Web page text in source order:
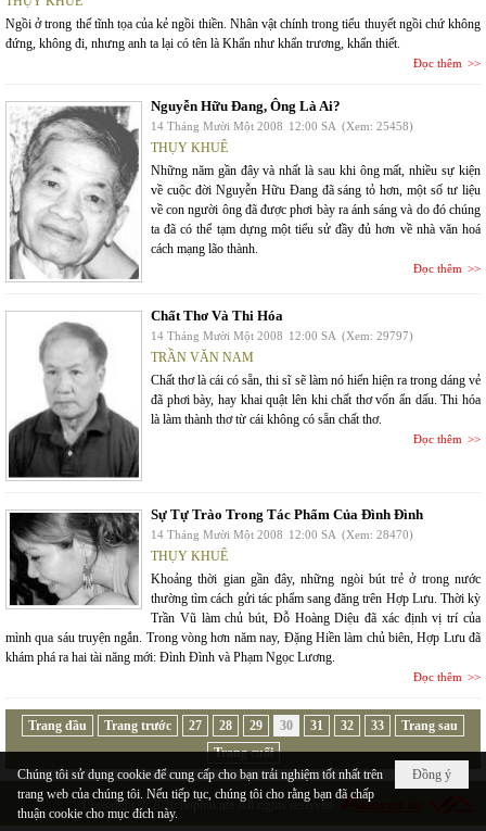
Ngồi ở trong thế tĩnh tọa của kẻ ngồi thiền. Nhân vật chính trong tiểu thuyết ngồi chứ không
đứng, không đi, nhưng anh ta lại có tên là Khẩn như khẩn trương, khẩn thiết.
Đọc thêm
Nguyễn Hữu Đang, Ông Là Ai?
14 Tháng Mười Một 2008 12:00 SA (Xem: 25458)
THỤY KHUÊ
Những năm gần đây và nhất là sau khi ông mất, nhiều sự kiện
về cuộc đời Nguyễn Hữu Đang đã sáng tỏ hơn, một số tư liệu
về con người ông đã được phơi bày ra ánh sáng và do đó chúng
ta đã có thể tạm dựng một tiểu sử đầy đủ hơn về nhà văn hoá
cách mạng lão thành.
Đọc thêm
Chất Thơ Và Thi Hóa
14 Tháng Mười Một 2008 12:00 SA (Xem: 29797)
TRẦN VĂN NAM
Chất thơ là cái có sẵn, thi sĩ sẽ làm nó hiển hiện ra trong dáng vẻ
đã phơi bày, hay khai quật lên khi chất thơ vốn ẩn dấu. Thi hóa
là làm thành thơ từ cái không có sẵn chất thơ.
Đọc thêm
Sự Tự Trào Trong Tác Phẩm Của Đình Đình
14 Tháng Mười Một 2008 12:00 SA (Xem: 28470)
THỤY KHUÊ
Khoảng thời gian gần đây, những ngòi bút trẻ ở trong nước
thường tìm cách gửi tác phẩm sang đăng trên Hợp Lưu. Thời kỳ
Trần Vũ làm chủ bút, Đỗ Hoàng Diệu đã xác định vị trí của
mình qua sáu truyện ngắn. Trong vòng hơn năm nay, Đặng Hiền làm chủ biên, Hợp Lưu đã
khám phá ra hai tài năng mới: Đình Đình và Phạm Ngọc Lương.
Đọc thêm
Trang đầu Trang trước 27 28 29 30 31 32 33
Trang sau
Trang cuối
Copyright © 2026 hopluu.net All rights reserved
Đồng ý
Chúng tôi sử dụng cookie để cung cấp cho bạn trải nghiệm tốt nhất trên
trang web của chúng tôi. Nếu tiếp tục, chúng tôi cho rằng bạn đã chấp
thuận cookie cho mục đích này.